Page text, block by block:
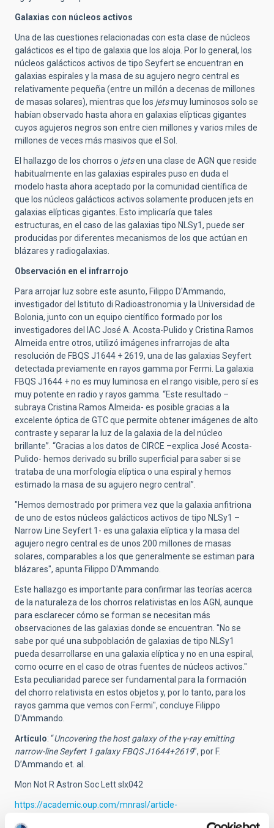
Galaxias con núcleos activos
Una de las cuestiones relacionadas con esta clase de núcleos
galácticos es el tipo de galaxia que los aloja. Por lo general, los
núcleos galácticos activos de tipo Seyfert se encuentran en
galaxias espirales y la masa de su agujero negro central es
relativamente pequeña (entre un millón a decenas de millones
de masas solares), mientras que los jetsmuy luminosos solo se
habían observado hasta ahora en galaxias elípticas gigantes
cuyos agujeros negros son entre cien millones y varios miles de
millones de veces más masivos que el Sol.
El hallazgo de los chorros o jetsen una clase de AGN que reside
habitualmente en las galaxias espirales puso en duda el
modelo hasta ahora aceptado por la comunidad científica de
que los núcleos galácticos activos solamente producen jets en
galaxias elípticas gigantes. Esto implicaría que tales
estructuras, en el caso de las galaxias tipo NLSy1, puede ser
producidas por diferentes mecanismos de los que actúan en
blázares y radiogalaxias.
Observación en el infrarrojo
Para arrojar luz sobre este asunto, Filippo D'Ammando,
investigador del Istituto di Radioastronomia y la Universidad de
Bolonia, junto con un equipo científico formado por los
investigadores del IAC José A. Acosta-Pulido y Cristina Ramos
Almeida entre otros, utilizó imágenes infrarrojas de alta
resolución de FBQS J1644 + 2619, una de las galaxias Seyfert
detectada previamente en rayos gamma por Fermi. La galaxia
FBQS J1644 + no es muy luminosa en el rango visible, pero sí es
muy potente en radio y rayos gamma. “Este resultado –
subraya Cristina Ramos Almeida- es posible gracias a la
excelente óptica de GTC que permite obtener imágenes de alto
contraste y separar la luz de la galaxia de la del núcleo
brillante”. “Gracias a los datos de CIRCE –explica José Acosta-
Pulido- hemos derivado su brillo superficial para saber si se
trataba de una morfología elíptica o una espiral y hemos
estimado la masa de su agujero negro central”.
"Hemos demostrado por primera vez que la galaxia anfitriona
de uno de estos núcleos galácticos activos de tipo NLSy1 –
Narrow Line Seyfert 1- es una galaxia elíptica y la masa del
agujero negro central es de unos 200 millones de masas
solares, comparables a los que generalmente se estiman para
blázares", apunta Filippo D'Ammando.
Este hallazgo es importante para confirmar las teorías acerca
de la naturaleza de los chorros relativistas en los AGN, aunque
para esclarecer cómo se forman se necesitan más
observaciones de las galaxias donde se encuentran. "No se
sabe por qué una subpoblación de galaxias de tipo NLSy1
pueda desarrollarse en una galaxia elíptica y no en una espiral,
como ocurre en el caso de otras fuentes de núcleos activos."
Esta peculiaridad parece ser fundamental para la formación
del chorro relativista en estos objetos y, por lo tanto, para los
rayos gamma que vemos con Fermi", concluye Filippo
D'Ammando.
Artículo: “Uncovering the host galaxy of the γ-ray emitting
narrow-line Seyfert 1 galaxy FBQS J1644+2619”, por F.
D’Ammando et. al.
Mon Not R Astron Soc Lett slx042
https://academic.oup.com/mnrasl/article-